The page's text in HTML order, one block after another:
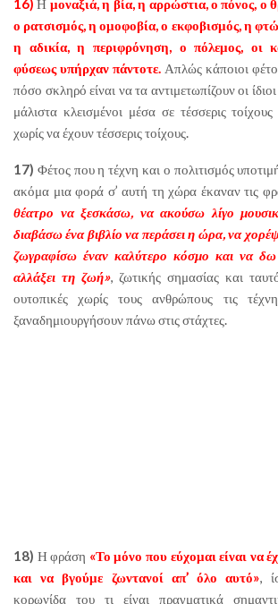
16) Η μοναξιά, η βία, η αρρώστια, ο πόνος, ο
ο ρατσισμός, η ομοφοβία, ο εκφοβισμός, η
η αδικία, η περιφρόνηση, ο πόλεμος, οι
φύσεως υπήρχαν πάντοτε. Απλώς κάποιοι
πόσο σκληρό είναι να τα αντιμετωπίζουν οι
μάλιστα κλεισμένοι μέσα σε τέσσερις
χωρίς να έχουν τέσσερις τοίχους.
17) Φέτος που η τέχνη και ο πολιτισμός
ακόμα μια φορά σ’ αυτή τη χώρα έκαναν τις
θέατρο να ξεσκάσω, να ακούσω λίγο
διαβάσω ένα βιβλίο να περάσει η ώρα, να
ζωγραφίσω έναν καλύτερο κόσμο και να δω
αλλάξει τη ζωή», ζωτικής σημασίας και
ουτοπικές χωρίς τους ανθρώπους τις
ξαναδημιουργήσουν πάνω στις στάχτες.
18) Η φράση «Το μόνο που εύχομαι είναι να
και να βγούμε ζωντανοί απ’ όλο αυτό»,
κορωνίδα του τι είναι πραγματικά